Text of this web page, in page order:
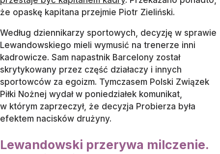
że opaskę kapitana przejmie Piotr Zieliński.
Według dziennikarzy sportowych, decyzję w sprawie
Lewandowskiego mieli wymusić na trenerze inni
kadrowicze. Sam napastnik Barcelony został
skrytykowany przez część działaczy i innych
sportowców za egoizm. Tymczasem Polski Związek
Piłki Nożnej wydał w poniedziałek komunikat,
w którym zaprzeczył, że decyzja Probierza była
efektem nacisków drużyny.
Lewandowski przerywa milczenie.